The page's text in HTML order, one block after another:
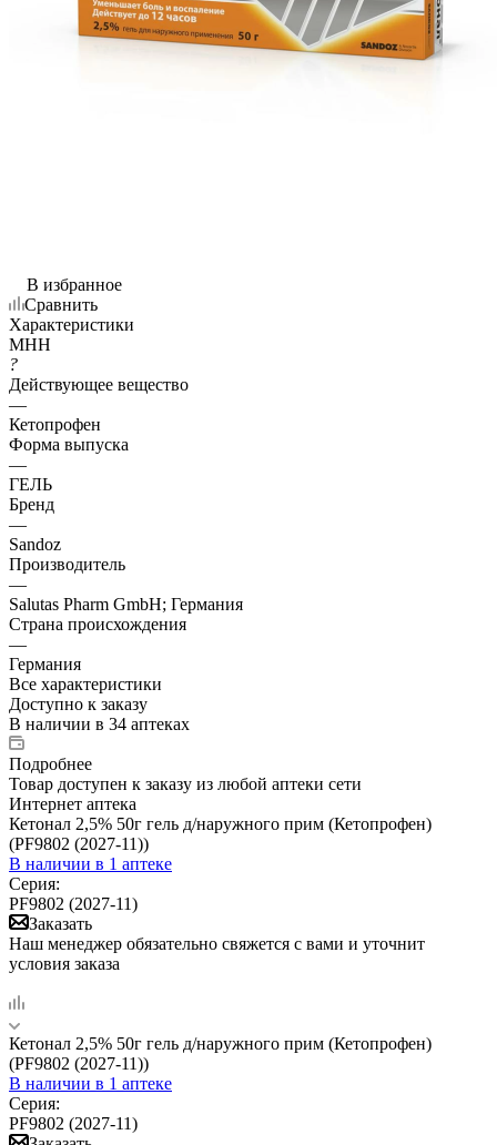
В избранное
Сравнить
Характеристики
МНН
?
Действующее вещество
—
Кетопрофен
Форма выпуска
—
ГЕЛЬ
Бренд
—
Sandoz
Производитель
—
Salutas Pharm GmbH; Германия
Страна происхождения
—
Германия
Все характеристики
Доступно к заказу
В наличии в 34 аптеках
Подробнее
Товар доступен к заказу из любой аптеки сети
Интернет аптека
Кетонал 2,5% 50г гель д/наружного прим (Кетопрофен)
(PF9802 (2027-11))
В наличии в 1 аптеке
Серия:
PF9802 (2027-11)
Заказать
Наш менеджер обязательно свяжется с вами и уточнит
условия заказа
Кетонал 2,5% 50г гель д/наружного прим (Кетопрофен)
(PF9802 (2027-11))
В наличии в 1 аптеке
Серия:
PF9802 (2027-11)